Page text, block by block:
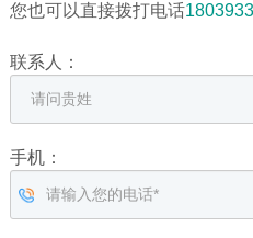
您也可以直接拨打电话
联系人：
手机：